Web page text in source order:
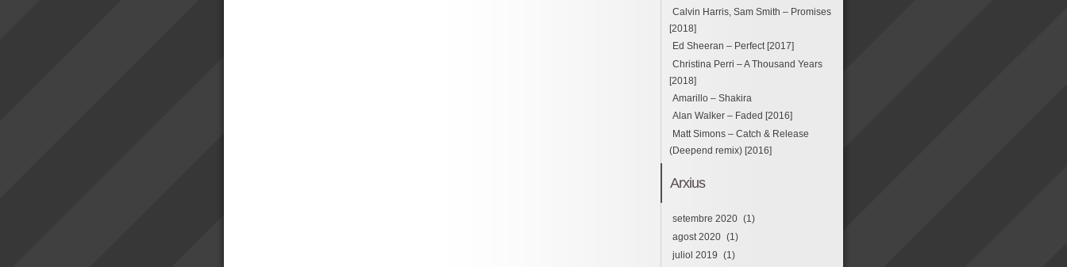
Calvin Harris, Sam Smith – Promises
[2018]
Ed Sheeran – Perfect [2017]
Christina Perri – A Thousand Years
[2018]
Amarillo – Shakira
Alan Walker – Faded [2016]
Matt Simons – Catch & Release
(Deepend remix) [2016]
Arxius
setembre 2020 (1)
agost 2020 (1)
juliol 2019 (1)